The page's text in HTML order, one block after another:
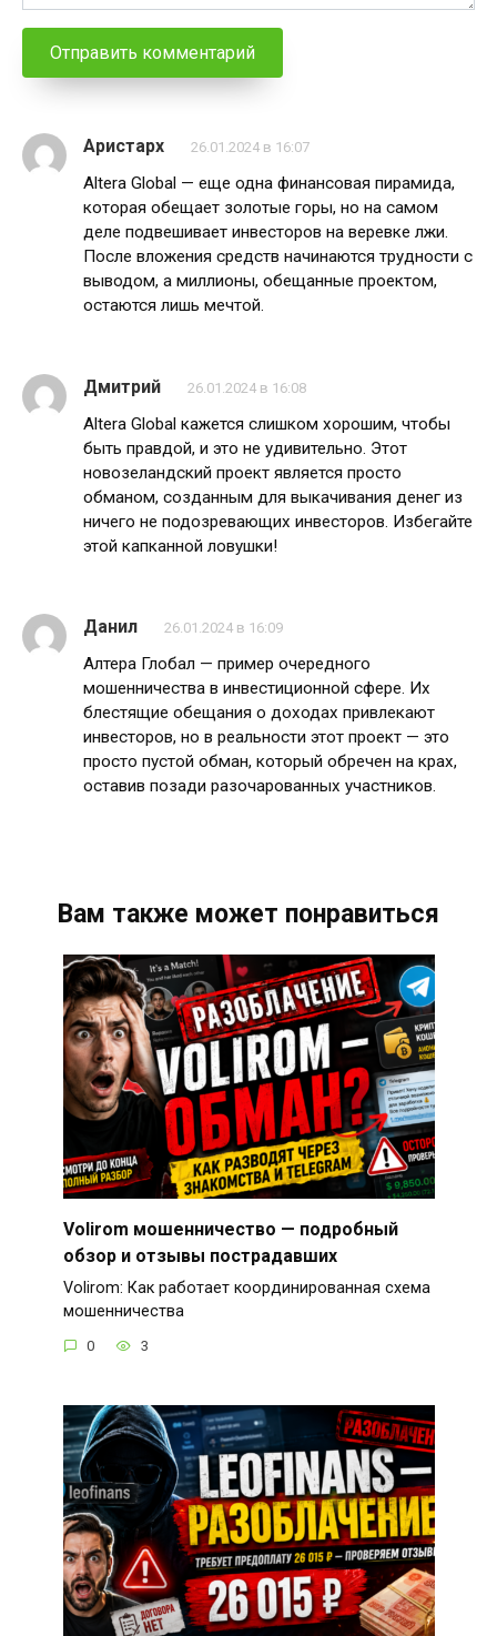
Аристарх 26.01.2024 в 16:07
Altera Global — еще одна финансовая пирамида,
которая обещает золотые горы, но на самом
деле подвешивает инвесторов на веревке лжи.
После вложения средств начинаются трудности с
выводом, а миллионы, обещанные проектом,
остаются лишь мечтой.
Дмитрий 26.01.2024 в 16:08
Altera Global кажется слишком хорошим, чтобы
быть правдой, и это не удивительно. Этот
новозеландский проект является просто
обманом, созданным для выкачивания денег из
ничего не подозревающих инвесторов. Избегайте
этой капканной ловушки!
Данил 26.01.2024 в 16:09
Алтера Глобал — пример очередного
мошенничества в инвестиционной сфере. Их
блестящие обещания о доходах привлекают
инвесторов, но в реальности этот проект — это
просто пустой обман, который обречен на крах,
оставив позади разочарованных участников.
Вам также может понравиться
Volirom мошенничество — подробный
обзор и отзывы пострадавших
Volirom: Как работает координированная схема
мошенничества
0 3